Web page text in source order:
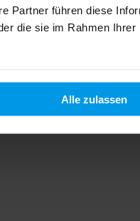
Partner führen diese
die sie im Rahmen Ihrer
Alle zulassen